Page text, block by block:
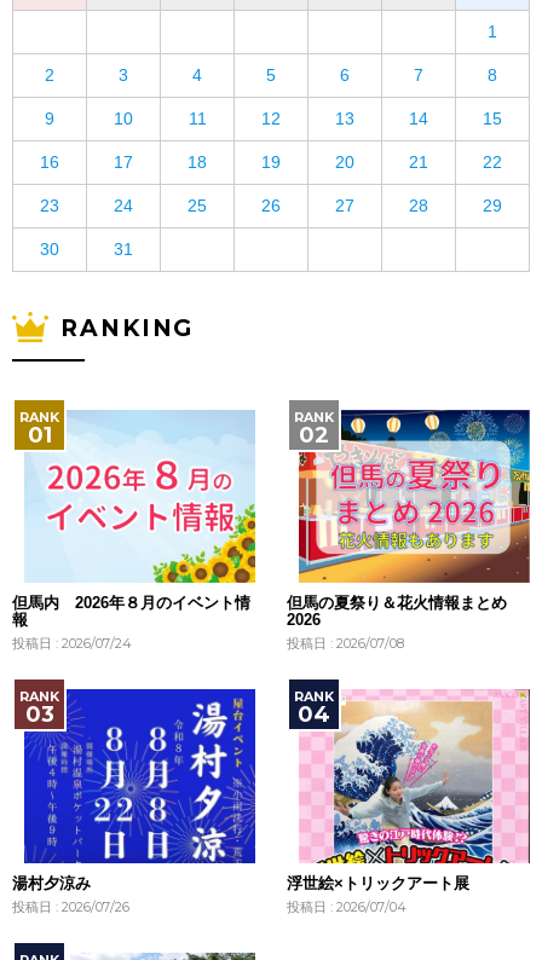
1
2 3 4 5 6 7 8
9 10 11 12 13 14 15
16 17 18 19 20 21 22
23 24 25 26 27 28 29
30 31
RANKING
但馬内 2026年８月のイベント情
報
投稿日 : 2026/07/24
但馬の夏祭り＆花火情報まとめ
2026
投稿日 : 2026/07/08
湯村夕涼み
投稿日 : 2026/07/26
浮世絵×トリックアート展
投稿日 : 2026/07/04